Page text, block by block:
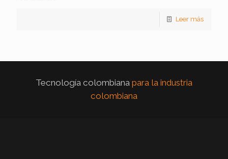
Leer más
Tecnología colombiana para la industria
colombiana